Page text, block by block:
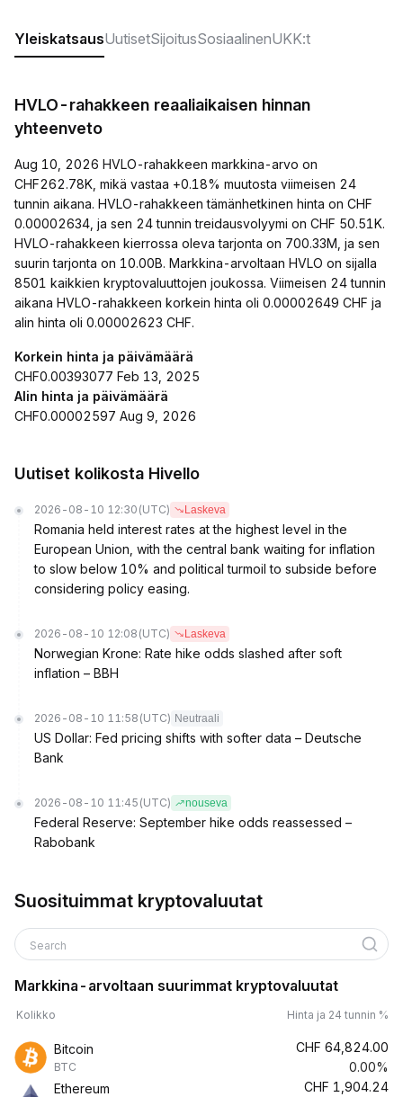
YleiskatsausUutisetSijoitusSosiaalinenUKK:t
HVLO-rahakkeen reaaliaikaisen hinnan
yhteenveto
Aug 10, 2026 HVLO-rahakkeen markkina-arvo on
CHF262.78K, mikä vastaa +0.18% muutosta viimeisen 24
tunnin aikana. HVLO-rahakkeen tämänhetkinen hinta on CHF
0.00002634, ja sen 24 tunnin treidausvolyymi on CHF 50.51K.
HVLO-rahakkeen kierrossa oleva tarjonta on 700.33M, ja sen
suurin tarjonta on 10.00B. Markkina-arvoltaan HVLO on sijalla
8501 kaikkien kryptovaluuttojen joukossa. Viimeisen 24 tunnin
aikana HVLO-rahakkeen korkein hinta oli 0.00002649 CHF ja
alin hinta oli 0.00002623 CHF.
Korkein hinta ja päivämäärä
CHF0.00393077 Feb 13, 2025
Alin hinta ja päivämäärä
CHF0.00002597 Aug 9, 2026
Uutiset kolikosta Hivello
2026-08-10 12:30 (UTC) Laskeva
Romania held interest rates at the highest level in the
European Union, with the central bank waiting for inflation
to slow below 10% and political turmoil to subside before
considering policy easing.
2026-08-10 12:08 (UTC) Laskeva
Norwegian Krone: Rate hike odds slashed after soft
inflation – BBH
2026-08-10 11:58 (UTC) Neutraali
US Dollar: Fed pricing shifts with softer data – Deutsche
Bank
2026-08-10 11:45 (UTC) nouseva
Federal Reserve: September hike odds reassessed –
Rabobank
Suosituimmat kryptovaluutat
Search
Markkina-arvoltaan suurimmat kryptovaluutat
Kolikko Hinta ja 24 tunnin %
Bitcoin
BTC
CHF 64,824.00
0.00%
Ethereum
CHF 1,904.24